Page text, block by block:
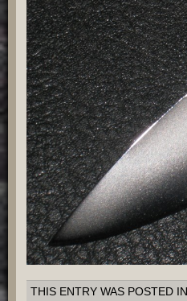
THIS ENTRY WAS POSTED IN